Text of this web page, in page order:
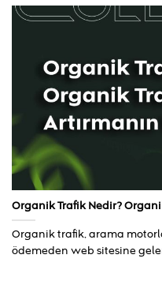
Organik Trafik Nedir?
Organik trafik, arama
ödemeden web sitesine